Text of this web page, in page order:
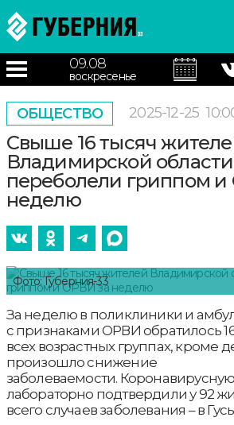
09.08
воскресенье
ОБЩЕСТВО 2025-12-25
Свыше 16 тысяч
Владимирской области
переболели гриппом
неделю
Фото: Губерния-33
За неделю в поликлиники и
с признаками ОРВИ обратилось
всех возрастных группах, кроме
произошло снижение
заболеваемости.
лабораторно подтвердили у 92
всего случаев заболевания – в